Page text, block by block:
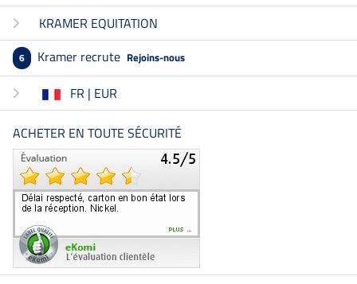
KRAMER EQUITATION
6 Kramer recrute Rejoins-nous
FR | EUR
ACHETER EN TOUTE SÉCURITÉ